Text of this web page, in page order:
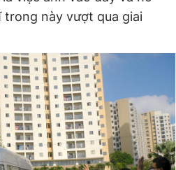
này vượt qua giai